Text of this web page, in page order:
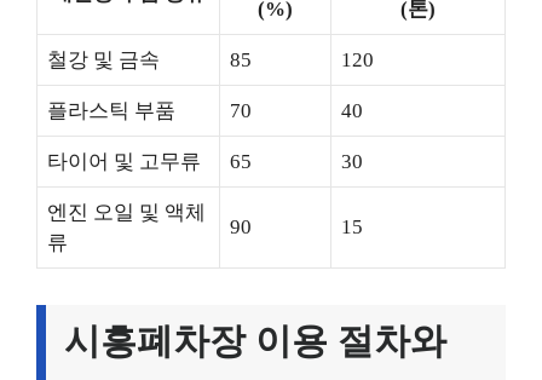
(%)
(톤)
철강 및 금속 85 120
플라스틱 부품 70 40
타이어 및 고무류 65 30
엔진 오일 및 액체
류
90 15
시흥폐차장 이용 절차와